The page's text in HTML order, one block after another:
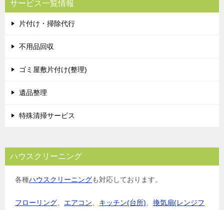
サービス一覧情報
片付け・掃除代行
不用品回収
ゴミ屋敷片付け(整理)
遺品整理
特殊清掃サービス
ハウスクリーニング
各種ハウスクリーニングも対応しております。
フローリング エアコン キッチン(台所)
換気扇(レンジフ